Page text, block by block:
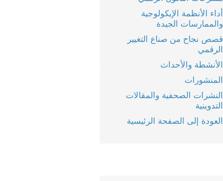
أداء الأنظمة الإيكولوجية
والممارسات الجيدة
قصص نجاح من صناع التغيير
الرقمي
الأنشطة والأحداث
المنشورات
النشرات الصحفية والمقالات
التدوينية
العودة إلى الصفحة الرئيسية